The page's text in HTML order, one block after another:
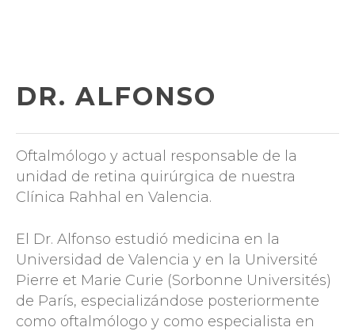
DR. ALFONSO
Oftalmólogo y actual responsable de la
unidad de retina quirúrgica de nuestra
Clínica Rahhal en Valencia.
El Dr. Alfonso estudió medicina en la
Universidad de Valencia y en la Université
Pierre et Marie Curie (Sorbonne Universités)
de París, especializándose posteriormente
como oftalmólogo y como especialista en